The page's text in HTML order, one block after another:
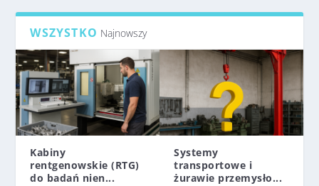
WSZYSTKO Najnowszy
Kabiny
rentgenowskie (RTG)
do badań nien...
Systemy
transportowe i
żurawie przemysło...